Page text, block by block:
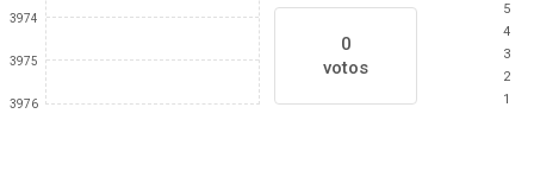
3974
3975
3976
0
votos
5
4
3
2
1